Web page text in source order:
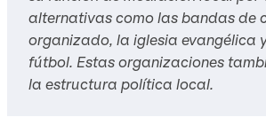
alternativas como las bandas de
organizado, la iglesia evangélica
fútbol. Estas organizaciones
la estructura política local.